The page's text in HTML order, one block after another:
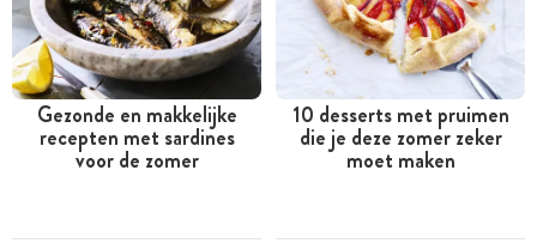
Gezonde en makkelijke
recepten met sardines
voor de zomer
10 desserts met pruimen
die je deze zomer zeker
moet maken